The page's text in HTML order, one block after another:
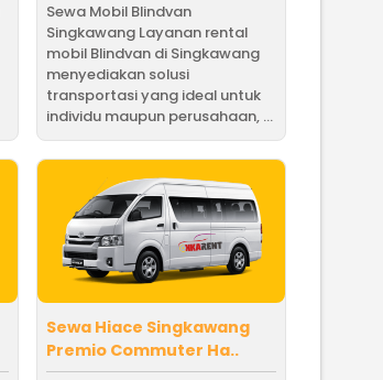
Sewa Mobil Blindvan
Singkawang Layanan rental
mobil Blindvan di Singkawang
menyediakan solusi
transportasi yang ideal untuk
individu maupun perusahaan, ...
Sewa Hiace Singkawang
Premio Commuter Ha..